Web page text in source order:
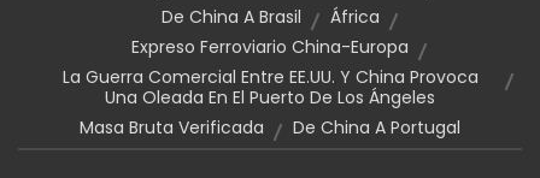
De China A Brasil
África
Expreso Ferroviario China-Europa
La Guerra Comercial Entre EE.UU. Y China Provoca
Una Oleada En El Puerto De Los Ángeles
Masa Bruta Verificada
De China A Portugal